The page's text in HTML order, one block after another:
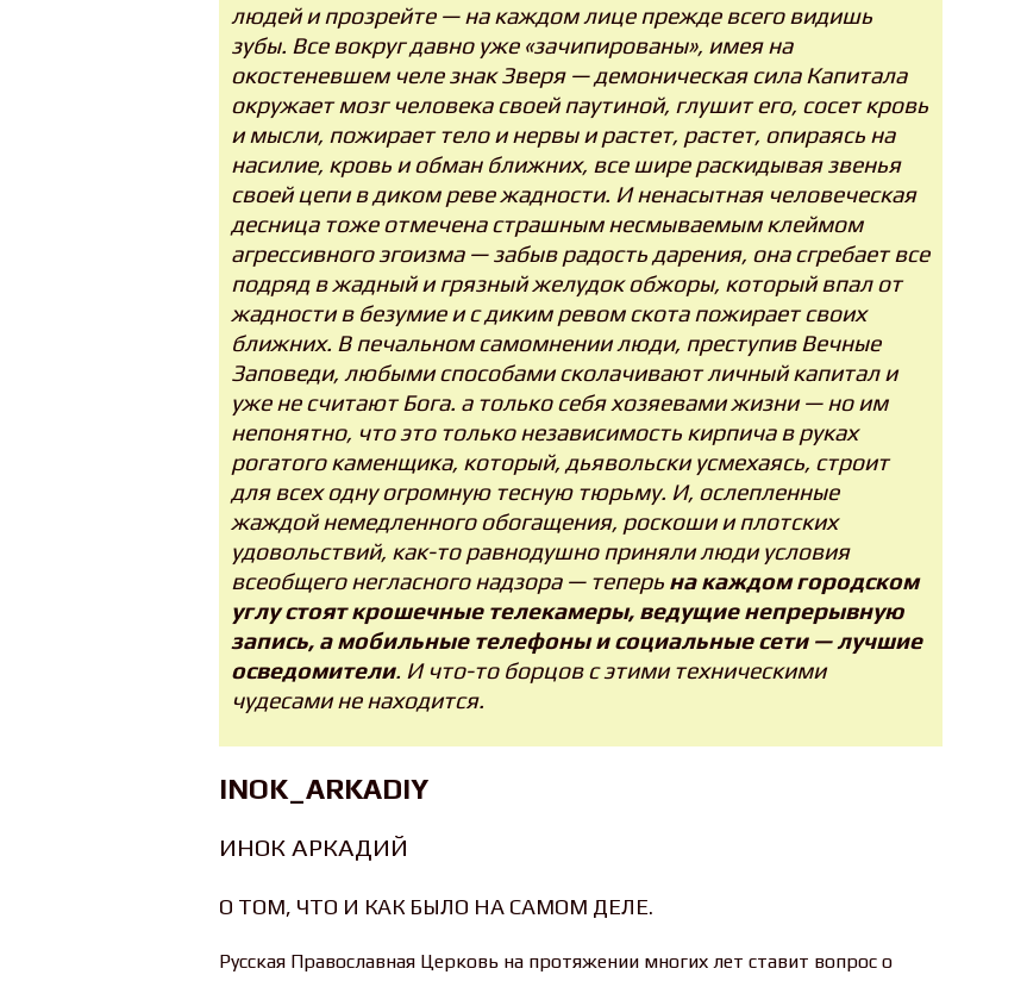
людей и прозрейте — на каждом лице прежде всего видишь
зубы. Все вокруг давно уже «зачипированы», имея на
окостеневшем челе знак Зверя — демоническая сила Капитала
окружает мозг человека своей паутиной, глушит его, сосет кровь
и мысли, пожирает тело и нервы и растет, растет, опираясь на
насилие, кровь и обман ближних, все шире раскидывая звенья
своей цепи в диком реве жадности. И ненасытная человеческая
десница тоже отмечена страшным несмываемым клеймом
агрессивного эгоизма — забыв радость дарения, она сгребает все
подряд в жадный и грязный желудок обжоры, который впал от
жадности в безумие и с диким ревом скота пожирает своих
ближних. В печальном самомнении люди, преступив Вечные
Заповеди, любыми способами сколачивают личный капитал и
уже не считают Бога. а только себя хозяевами жизни — но им
непонятно, что это только независимость кирпича в руках
рогатого каменщика, который, дьявольски усмехаясь, строит
для всех одну огромную тесную тюрьму. И, ослепленные
жаждой немедленного обогащения, роскоши и плотских
удовольствий, как-то равнодушно приняли люди условия
всеобщего негласного надзора — теперь на каждом городском
углу стоят крошечные телекамеры, ведущие непрерывную
запись, а мобильные телефоны и социальные сети — лучшие
осведомители. И что-то борцов с этими техническими
чудесами не находится.
INOK_ARKADIY
ИНОК АРКАДИЙ
О ТОМ, ЧТО И КАК БЫЛО НА САМОМ ДЕЛЕ.
Русская Православная Церковь на протяжении многих лет ставит вопрос о